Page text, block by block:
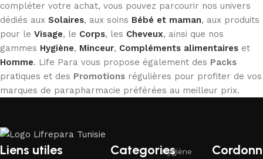
compléter votre achat, vous pouvez parcourir nos univers
dédiés aux Solaires, aux soins Bébé et maman, aux produits
pour le Visage, le Corps, les Cheveux, ainsi que nos
gammes Hygiène, Minceur, Compléments alimentaires et
Homme. Life Para vous propose également des Packs
pratiques et des Promotions régulières pour profiter de vos
marques de parapharmacie préférées au meilleur prix.
Liens utiles CategoriesHygiène